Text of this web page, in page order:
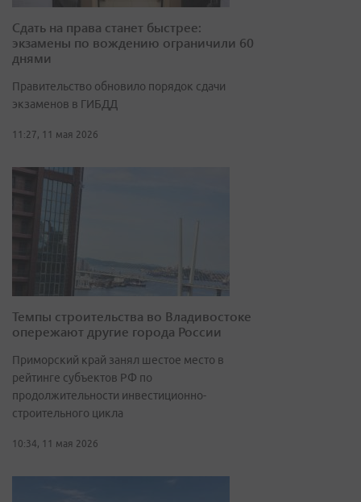
Сдать на права станет быстрее:
экзамены по вождению ограничили 60
днями
Правительство обновило порядок сдачи
экзаменов в ГИБДД
11:27, 11 мая 2026
Темпы строительства во Владивостоке
опережают другие города России
Приморский край занял шестое место в
рейтинге субъектов РФ по
продолжительности инвестиционно-
строительного цикла
10:34, 11 мая 2026